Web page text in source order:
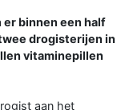
er binnen een half
drogisterijen in
vitaminepillen
aan het